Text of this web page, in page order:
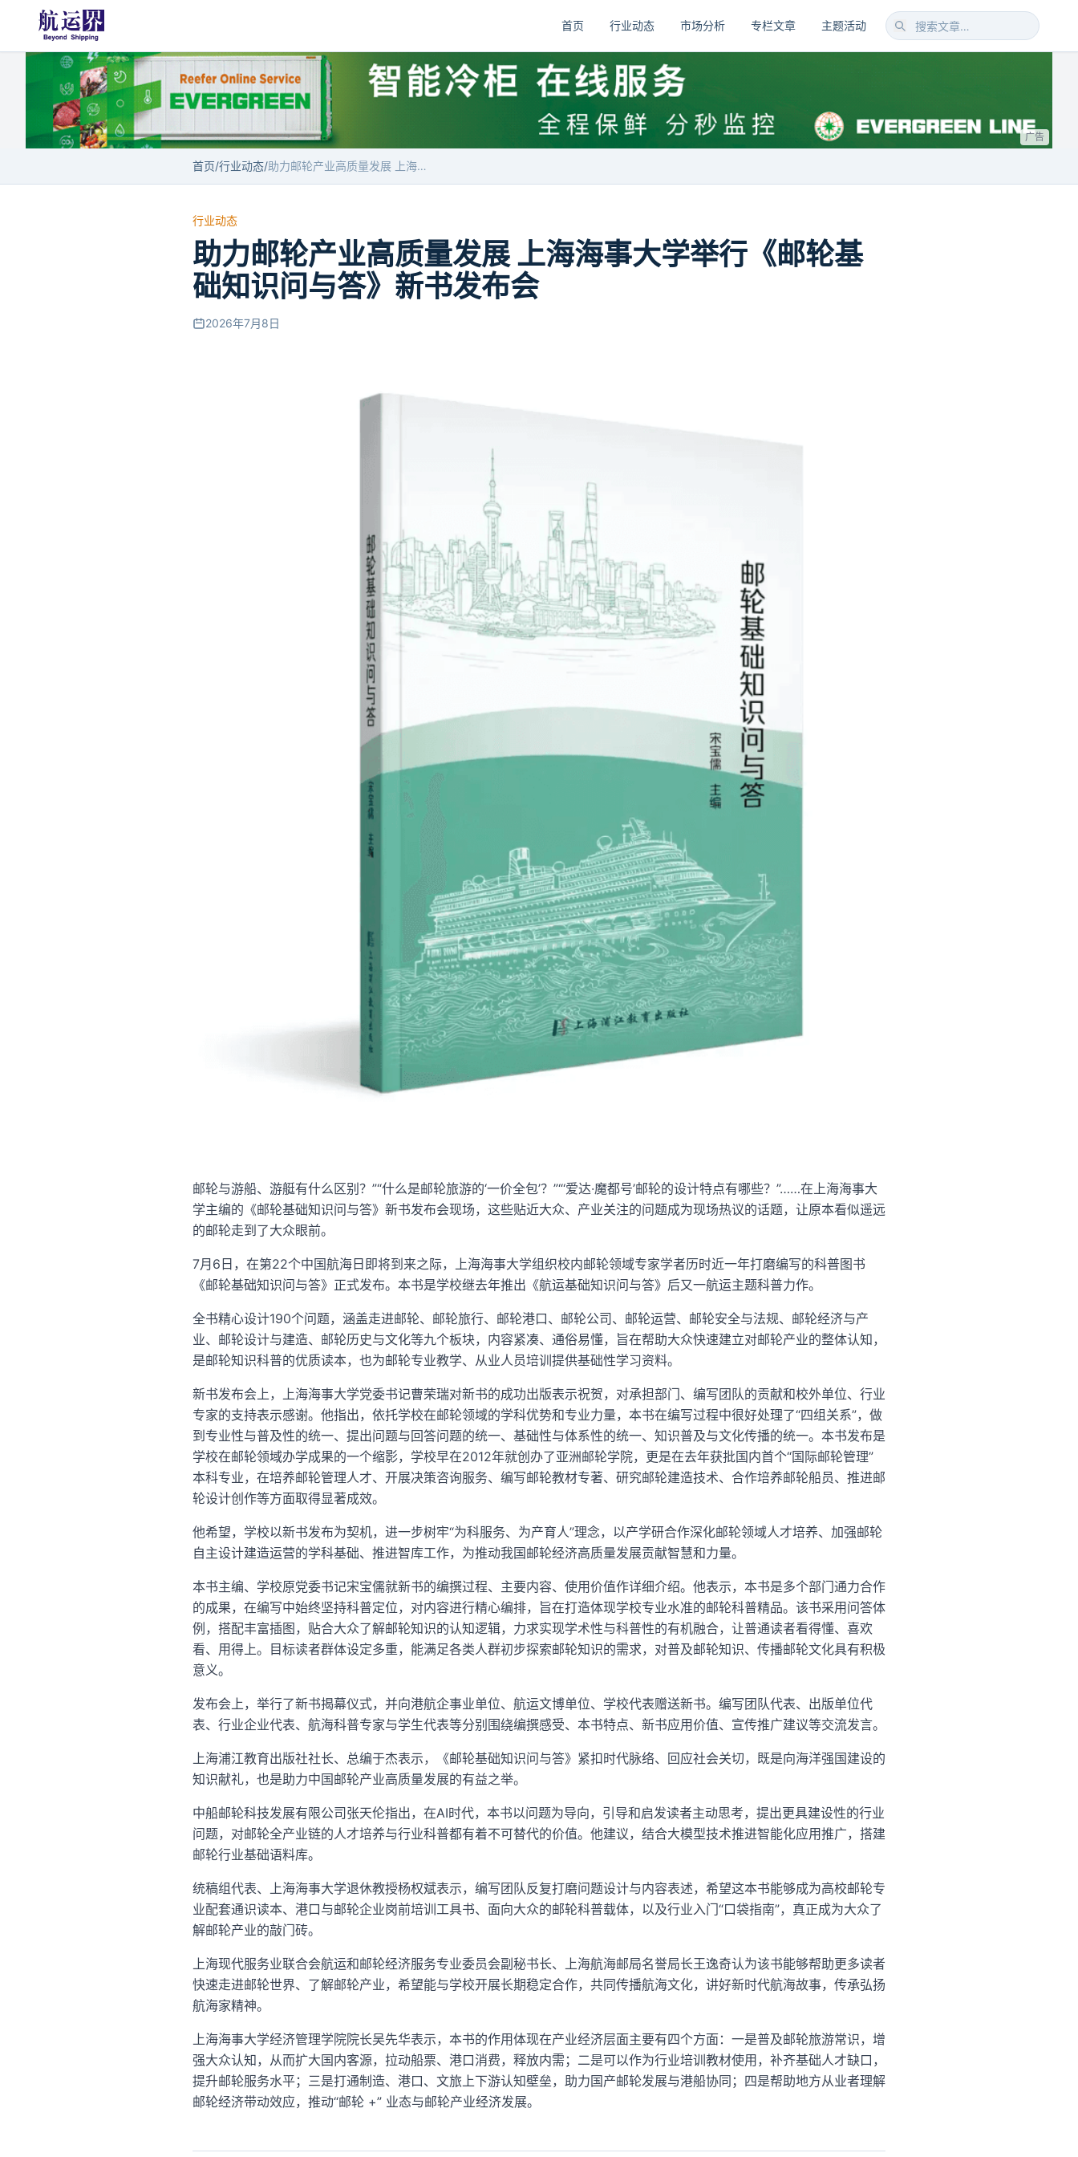
首页 行业动态 市场分析 专栏文章 主题活动
广告
首页/行业动态/ 助力邮轮产业高质量发展 上海海事大学举行《邮轮基础知识问与答》新书发布会
行业动态
助力邮轮产业高质量发展 上海海事大学举行《邮轮基
础知识问与答》新书发布会
2026年7月8日
邮轮与游船、游艇有什么区别？”“什么是邮轮旅游的‘一价全包’？”“‘爱达·魔都号’邮轮的设计特点有哪些？”……在上海海事大
学主编的《邮轮基础知识问与答》新书发布会现场，这些贴近大众、产业关注的问题成为现场热议的话题，让原本看似遥远
的邮轮走到了大众眼前。
7月6日，在第22个中国航海日即将到来之际，上海海事大学组织校内邮轮领域专家学者历时近一年打磨编写的科普图书
《邮轮基础知识问与答》正式发布。本书是学校继去年推出《航运基础知识问与答》后又一航运主题科普力作。
全书精心设计190个问题，涵盖走进邮轮、邮轮旅行、邮轮港口、邮轮公司、邮轮运营、邮轮安全与法规、邮轮经济与产
业、邮轮设计与建造、邮轮历史与文化等九个板块，内容紧凑、通俗易懂，旨在帮助大众快速建立对邮轮产业的整体认知，
是邮轮知识科普的优质读本，也为邮轮专业教学、从业人员培训提供基础性学习资料。
新书发布会上，上海海事大学党委书记曹荣瑞对新书的成功出版表示祝贺，对承担部门、编写团队的贡献和校外单位、行业
专家的支持表示感谢。他指出，依托学校在邮轮领域的学科优势和专业力量，本书在编写过程中很好处理了“四组关系”，做
到专业性与普及性的统一、提出问题与回答问题的统一、基础性与体系性的统一、知识普及与文化传播的统一。本书发布是
学校在邮轮领域办学成果的一个缩影，学校早在2012年就创办了亚洲邮轮学院，更是在去年获批国内首个“国际邮轮管理”
本科专业，在培养邮轮管理人才、开展决策咨询服务、编写邮轮教材专著、研究邮轮建造技术、合作培养邮轮船员、推进邮
轮设计创作等方面取得显著成效。
他希望，学校以新书发布为契机，进一步树牢“为科服务、为产育人”理念，以产学研合作深化邮轮领域人才培养、加强邮轮
自主设计建造运营的学科基础、推进智库工作，为推动我国邮轮经济高质量发展贡献智慧和力量。
本书主编、学校原党委书记宋宝儒就新书的编撰过程、主要内容、使用价值作详细介绍。他表示，本书是多个部门通力合作
的成果，在编写中始终坚持科普定位，对内容进行精心编排，旨在打造体现学校专业水准的邮轮科普精品。该书采用问答体
例，搭配丰富插图，贴合大众了解邮轮知识的认知逻辑，力求实现学术性与科普性的有机融合，让普通读者看得懂、喜欢
看、用得上。目标读者群体设定多重，能满足各类人群初步探索邮轮知识的需求，对普及邮轮知识、传播邮轮文化具有积极
意义。
发布会上，举行了新书揭幕仪式，并向港航企事业单位、航运文博单位、学校代表赠送新书。编写团队代表、出版单位代
表、行业企业代表、航海科普专家与学生代表等分别围绕编撰感受、本书特点、新书应用价值、宣传推广建议等交流发言。
上海浦江教育出版社社长、总编于杰表示，《邮轮基础知识问与答》紧扣时代脉络、回应社会关切，既是向海洋强国建设的
知识献礼，也是助力中国邮轮产业高质量发展的有益之举。
中船邮轮科技发展有限公司张天伦指出，在AI时代，本书以问题为导向，引导和启发读者主动思考，提出更具建设性的行业
问题，对邮轮全产业链的人才培养与行业科普都有着不可替代的价值。他建议，结合大模型技术推进智能化应用推广，搭建
邮轮行业基础语料库。
统稿组代表、上海海事大学退休教授杨权斌表示，编写团队反复打磨问题设计与内容表述，希望这本书能够成为高校邮轮专
业配套通识读本、港口与邮轮企业岗前培训工具书、面向大众的邮轮科普载体，以及行业入门“口袋指南”，真正成为大众了
解邮轮产业的敲门砖。
上海现代服务业联合会航运和邮轮经济服务专业委员会副秘书长、上海航海邮局名誉局长王逸奇认为该书能够帮助更多读者
快速走进邮轮世界、了解邮轮产业，希望能与学校开展长期稳定合作，共同传播航海文化，讲好新时代航海故事，传承弘扬
航海家精神。
上海海事大学经济管理学院院长吴先华表示，本书的作用体现在产业经济层面主要有四个方面：一是普及邮轮旅游常识，增
强大众认知，从而扩大国内客源，拉动船票、港口消费，释放内需；二是可以作为行业培训教材使用，补齐基础人才缺口，
提升邮轮服务水平；三是打通制造、港口、文旅上下游认知壁垒，助力国产邮轮发展与港船协同；四是帮助地方从业者理解
邮轮经济带动效应，推动“邮轮 +” 业态与邮轮产业经济发展。